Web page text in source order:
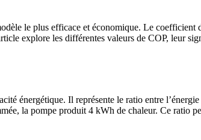
le plus efficace et économique. Le
explore les différentes valeurs de COP, leur
énergétique. Il représente le ratio entre
la pompe produit 4 kWh de chaleur. Ce ratio